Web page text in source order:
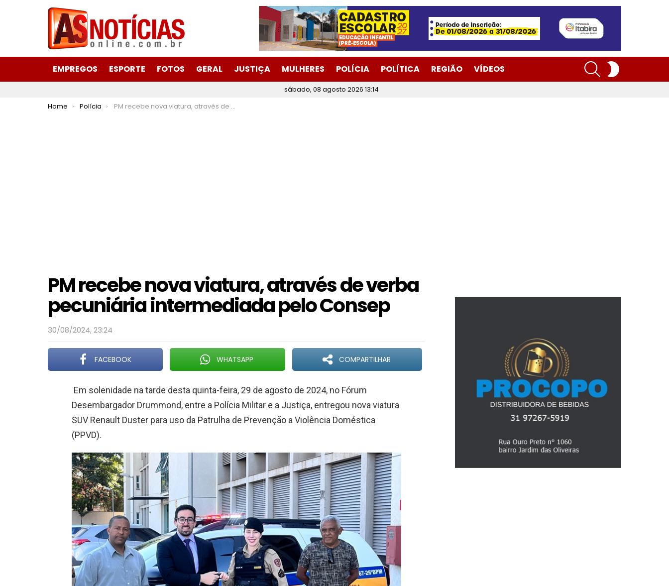
EMPREGOS ESPORTE FOTOS GERAL JUSTIÇA MULHERES POLÍCIA POLÍTICA REGIÃO VÍDEOS
SEARCH
sábado, 08 agosto 2026 13:14
You are here:
Home Polícia PM recebe nova viatura, através de verba pecuniária intermediada pelo Consep
PM recebe nova viatura, através de verba
pecuniária intermediada pelo Consep
30/08/2024, 23:24
FACEBOOK WHATSAPP COMPARTILHAR
Em solenidade na tarde desta quinta-feira, 29 de agosto de 2024, no Fórum
Desembargador Drummond, entre a Polícia Militar e a Justiça, entregou nova viatura
SUV Renault Duster para uso da Patrulha de Prevenção a Violência Doméstica
(PPVD).